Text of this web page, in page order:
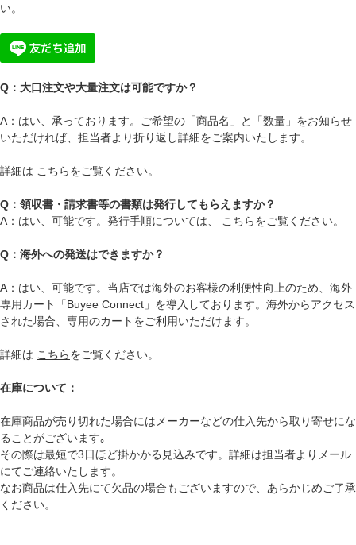
い。
Q：大口注文や大量注文は可能ですか？
A：はい、承っております。ご希望の「商品名」と「数量」をお知らせ
いただければ、担当者より折り返し詳細をご案内いたします。
詳細は こちらをご覧ください。
Q：領収書・請求書等の書類は発行してもらえますか？
A：はい、可能です。発行手順については、
こちらをご覧ください。
Q：海外への発送はできますか？
A：はい、可能です。当店では海外のお客様の利便性向上のため、海外
専用カート「Buyee Connect」を導入しております。海外からアクセス
された場合、専用のカートをご利用いただけます。
詳細は こちらをご覧ください。
在庫について：
在庫商品が売り切れた場合にはメーカーなどの仕入先から取り寄せにな
ることがございます｡
その際は最短で3日ほど掛かかる見込みです。詳細は担当者よりメール
にてご連絡いたします。
なお商品は仕入先にて欠品の場合もございますので、あらかじめご了承
ください。